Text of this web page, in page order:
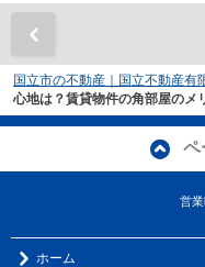
国立市の不動産｜国立不動産有
心地は？賃貸物件の角部屋のメ
ペ
営
ホーム